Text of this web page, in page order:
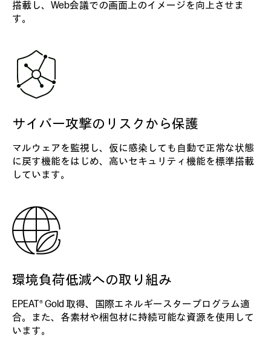
搭載し、Web会議での画面上のイメージを向上させま
す。
サイバー攻撃のリスクから保護
マルウェアを監視し、仮に感染しても自動で正常な状態
に戻す機能をはじめ、高いセキュリティ機能を標準搭載
しています。
環境負荷低減への取り組み
EPEAT® Gold 取得、国際エネルギースタープログラム適
合。また、各素材や梱包材に持続可能な資源を使用して
います。